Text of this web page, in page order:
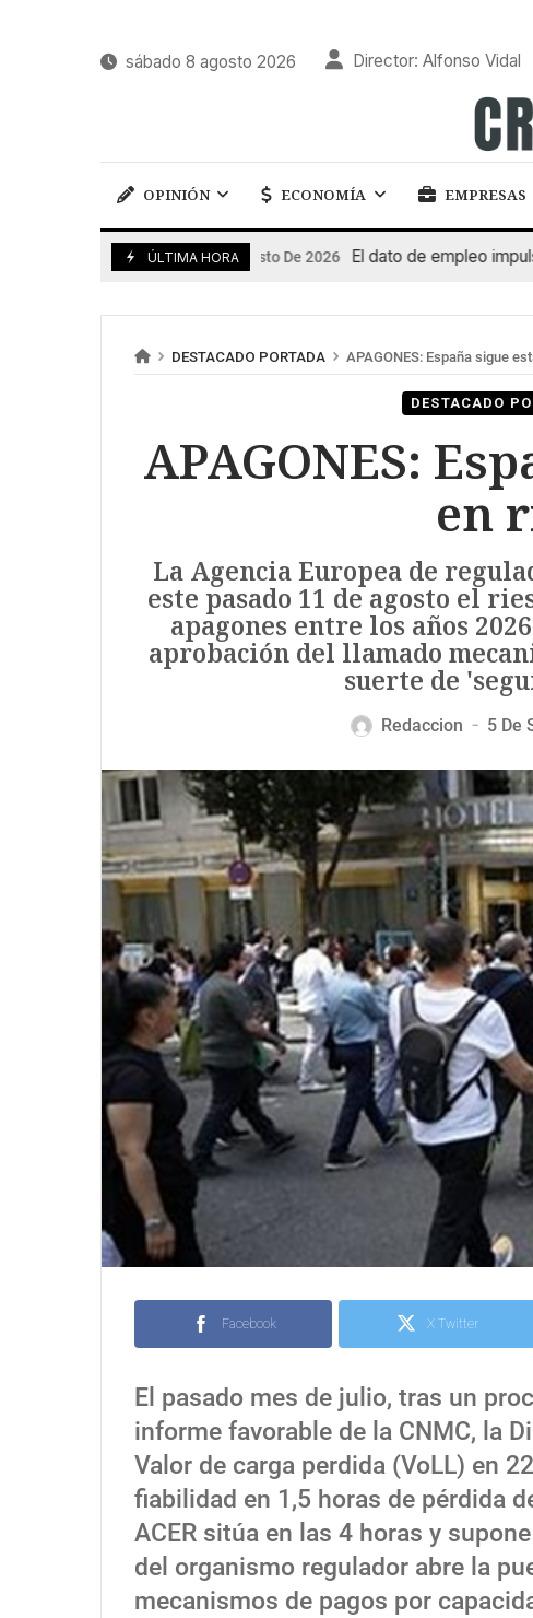
sábado 8 agosto 2026 Director: Alfonso Vidal
OPINIÓN ECONOMÍA EMPRESAS
ÚLTIMA HORA
7 De Agosto De 2026 El dato de empleo impulsa
DESTACADO PORTADA APAGONES: España sigue
DESTACADO
APAGONES:
en
La Agencia Europea de
este pasado 11 de agosto el
apagones entre los años
aprobación del llamado
suerte de
Redaccion — 5 De
Facebook X Twitter
El pasado mes de julio, tras un
informe favorable de la CNMC, la
Valor de carga perdida (VoLL) en
fiabilidad en 1,5 horas de pérdida
ACER sitúa en las 4 horas y
del organismo regulador abre la
mecanismos de pagos por